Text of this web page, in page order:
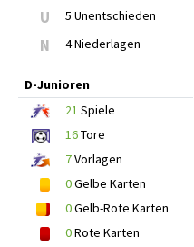
U 5 Unentschieden
N 4 Niederlagen
D-Junioren
21 Spiele
16Tore
7Vorlagen
0Gelbe Karten
0Gelb-Rote Karten
0Rote Karten